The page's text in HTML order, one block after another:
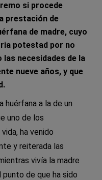
si procede
prestación de
de madre, cuyo
potestad por no
necesidades de la
nueve años, y que
huérfana a la de un
uno de los
ha venido
y reiterada las
vivía la madre
de que ha sido